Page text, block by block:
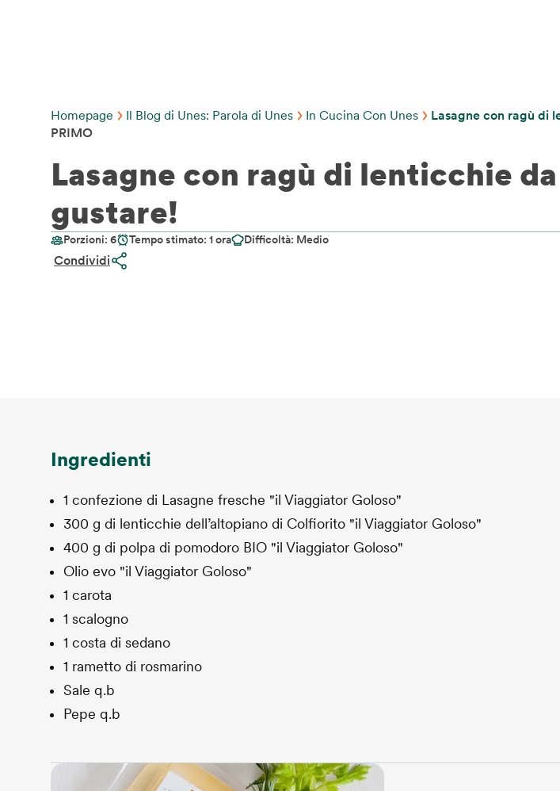
Homepage Il Blog di Unes: Parola di Unes In Cucina Con Unes
PRIMO
Lasagne con ragù di lenticchie da
gustare!
Porzioni: 6 Tempo stimato: 1 ora Difficoltà: Medio
Condividi
Ingredienti
1 confezione di Lasagne fresche "il Viaggiator Goloso"
300 g di lenticchie dell’altopiano di Colfiorito "il Viaggiator Goloso"
400 g di polpa di pomodoro BIO "il Viaggiator Goloso"
Olio evo "il Viaggiator Goloso"
1 carota
1 scalogno
1 costa di sedano
1 rametto di rosmarino
Sale q.b
Pepe q.b